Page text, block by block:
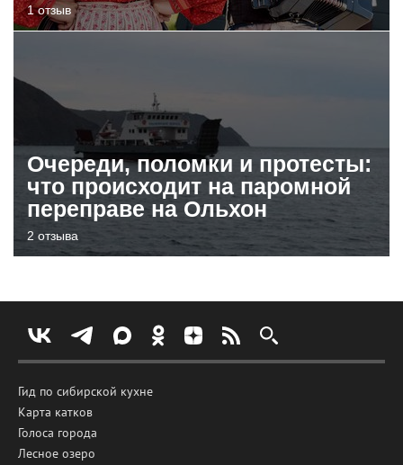
1 отзыв
Очереди, поломки и протесты:
что происходит на паромной
переправе на Ольхон
2 отзыва
Гид по сибирской кухне
Карта катков
Голоса города
Лесное озеро